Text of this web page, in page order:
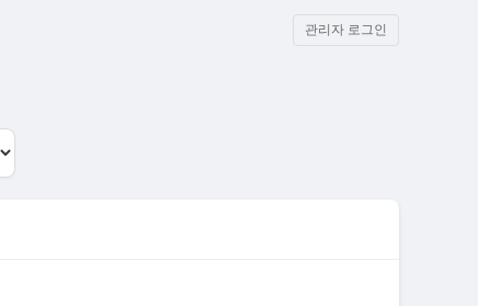
관리자 로그인